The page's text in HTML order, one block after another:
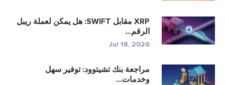
XRP مقابل SWIFT: هل يمكن لعملة ريبل
الرقم...
Jul 18, 2026
مراجعة بنك تشيتوود: توفير سهل
وخدمات...